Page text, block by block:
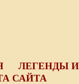
ЛЕГЕНДЫ И
САЙТА